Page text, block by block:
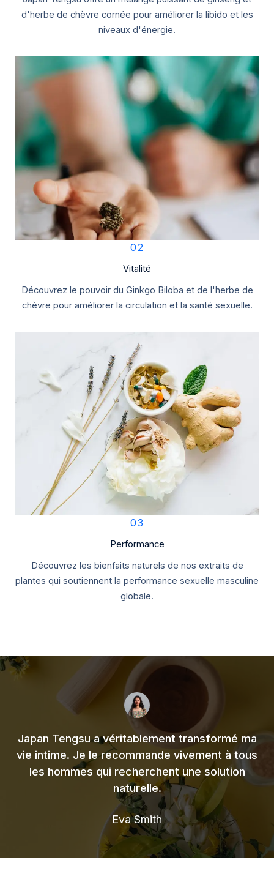
d'herbe de chèvre cornée pour améliorer la libido et les
niveaux d'énergie.
02
Vitalité
Découvrez le pouvoir du Ginkgo Biloba et de l'herbe de
chèvre pour améliorer la circulation et la santé sexuelle.
03
Performance
Découvrez les bienfaits naturels de nos extraits de
plantes qui soutiennent la performance sexuelle masculine
globale.
Japan Tengsu a véritablement transformé ma
vie intime. Je le recommande vivement à tous
les hommes qui recherchent une solution
naturelle.
Eva Smith